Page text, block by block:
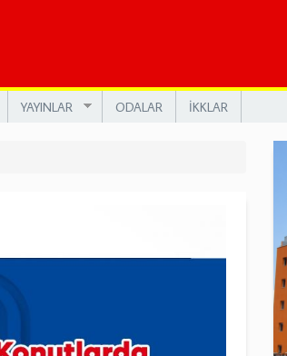
YAYINLAR ODALAR İKKLAR